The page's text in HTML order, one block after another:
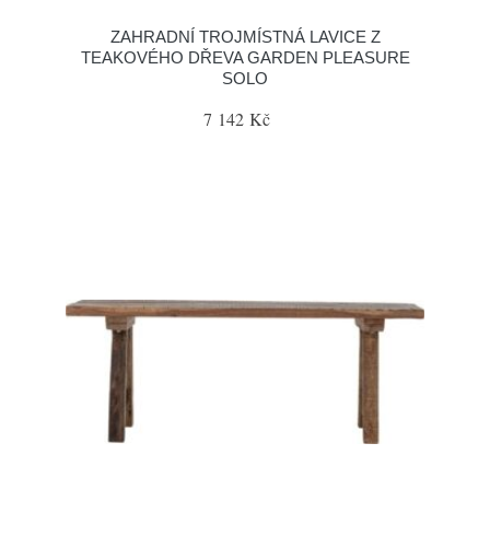
ZAHRADNÍ TROJMÍSTNÁ LAVICE Z
TEAKOVÉHO DŘEVA GARDEN PLEASURE
SOLO
7 142 Kč